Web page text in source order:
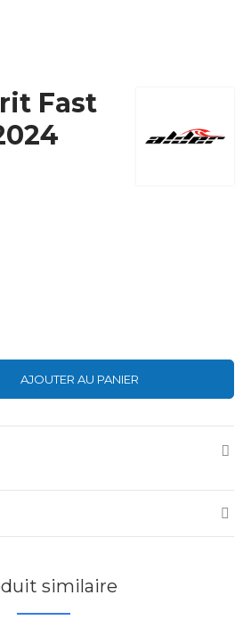
Fast
AJOUTER AU PANIER
similaire